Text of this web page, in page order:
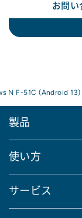
お問い
N F-51C (Android 13)
製品
使い方
サービス